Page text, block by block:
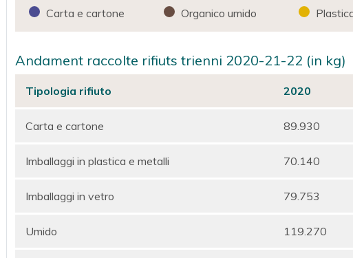
Carta e cartone Organico umido
Andament raccolte rifiuts trienni 2020-21-22 (in kg)
Tipologia rifiuto 2020
Carta e cartone 89.930
Imballaggi in plastica e metalli 70.140
Imballaggi in vetro 79.753
Umido 119.270